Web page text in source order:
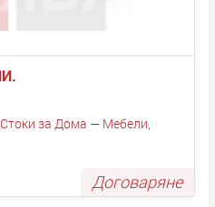
Стоки за Дома — Мебели,
Договаряне